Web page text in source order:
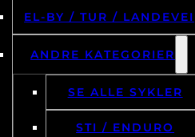
EL-BY / TUR / LANDEVEI
ANDRE KATEGORIER
SE ALLE SYKLER
STI / ENDURO